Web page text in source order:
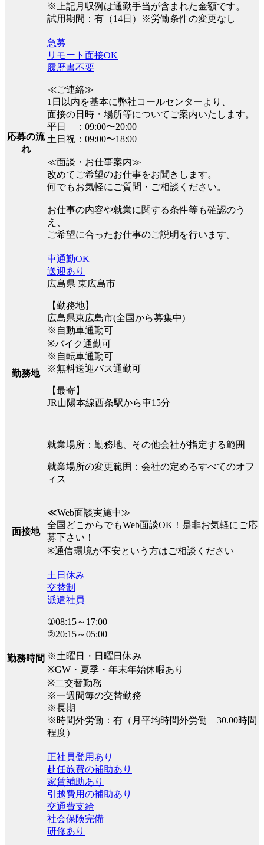
※上記月収例は通勤手当が含まれた金額です。
試用期間：有（14日）※労働条件の変更なし
応募の流
れ
急募
リモート面接OK
履歴書不要
≪ご連絡≫
1日以内を基本に弊社コールセンターより、
面接の日時・場所等についてご案内いたします。
平日 ：09:00〜20:00
土日祝：09:00〜18:00
≪面談・お仕事案内≫
改めてご希望のお仕事をお聞きします。
何でもお気軽にご質問・ご相談ください。
お仕事の内容や就業に関する条件等も確認のう
え、
ご希望に合ったお仕事のご説明を行います。
勤務地
車通勤OK
送迎あり
広島県 東広島市
【勤務地】
広島県東広島市(全国から募集中)
※自動車通勤可
※バイク通勤可
※自転車通勤可
※無料送迎バス通勤可
【最寄】
JR山陽本線西条駅から車15分
就業場所：勤務地、その他会社が指定する範囲
就業場所の変更範囲：会社の定めるすべてのオフ
ィス
面接地
≪Web面談実施中≫
全国どこからでもWeb面談OK！是非お気軽にご応
募下さい！
※通信環境が不安という方はご相談ください
勤務時間
土日休み
交替制
派遣社員
①08:15～17:00
②20:15～05:00
※土曜日・日曜日休み
※GW・夏季・年末年始休暇あり
※二交替勤務
※一週間毎の交替勤務
※長期
※時間外労働：有（月平均時間外労働 30.00時間
程度）
正社員登用あり
赴任旅費の補助あり
家賃補助あり
引越費用の補助あり
交通費支給
社会保険完備
研修あり